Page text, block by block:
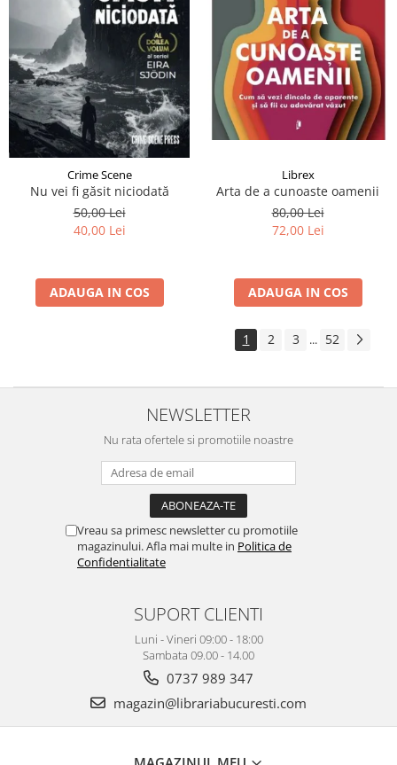
Crime Scene
Nu vei fi găsit niciodată
50,00 Lei
40,00 Lei
ADAUGA IN COS
Librex
Arta de a cunoaste oamenii
80,00 Lei
72,00 Lei
ADAUGA IN COS
1 2 3 ... 52
NEWSLETTER
Nu rata ofertele si promotiile noastre
Vreau sa primesc newsletter cu promotiile
magazinului. Afla mai multe in Politica de
Confidentialitate
SUPORT CLIENTI
Luni - Vineri 09:00 - 18:00
Sambata 09.00 - 14.00
0737 989 347
magazin@librariabucuresti.com